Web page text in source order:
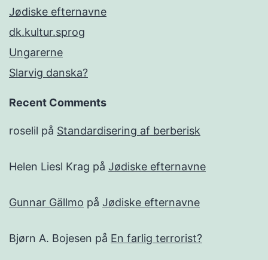
Jødiske efternavne
dk.kultur.sprog
Ungarerne
Slarvig danska?
Recent Comments
roselil på Standardisering af berberisk
Helen Liesl Krag på Jødiske efternavne
Gunnar Gällmo på Jødiske efternavne
Bjørn A. Bojesen på En farlig terrorist?